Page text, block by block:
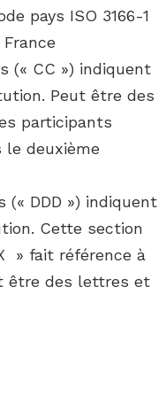
pays ISO 3166-1
(« CC ») indiquent
Peut être des
participants
le deuxième
(« DDD ») indiquent
Cette section
» fait référence à
être des lettres et